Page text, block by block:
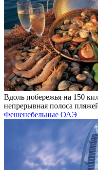
Вдоль побережья на 150
непрерывная полоса
Фешенебельные ОАЭ